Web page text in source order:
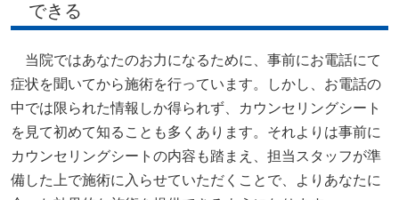
できる
当院ではあなたのお力になるために、事前にお電話にて
症状を聞いてから施術を行っています。しかし、お電話の
中では限られた情報しか得られず、カウンセリングシート
を見て初めて知ることも多くあります。それよりは事前に
カウンセリングシートの内容も踏まえ、担当スタッフが準
備した上で施術に入らせていただくことで、よりあなたに